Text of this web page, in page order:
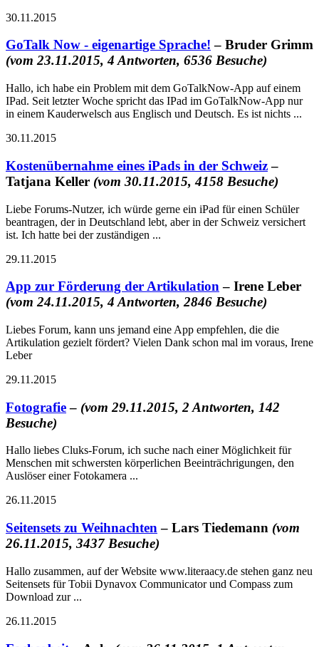
30.11.2015
GoTalk Now - eigenartige Sprache! – Bruder Grimm
(vom 23.11.2015, 4 Antworten, 6536 Besuche)
Hallo, ich habe ein Problem mit dem GoTalkNow-App auf einem
IPad. Seit letzter Woche spricht das IPad im GoTalkNow-App nur
in einem Kauderwelsch aus Englisch und Deutsch. Es ist nichts ...
30.11.2015
Kostenübernahme eines iPads in der Schweiz–
Tatjana Keller (vom 30.11.2015, 4158 Besuche)
Liebe Forums-Nutzer, ich würde gerne ein iPad für einen Schüler
beantragen, der in Deutschland lebt, aber in der Schweiz versichert
ist. Ich hatte bei der zuständigen ...
29.11.2015
App zur Förderung der Artikulation– Irene Leber
(vom 24.11.2015, 4 Antworten, 2846 Besuche)
Liebes Forum, kann uns jemand eine App empfehlen, die die
Artikulation gezielt fördert? Vielen Dank schon mal im voraus, Irene
Leber
29.11.2015
Fotografie– (vom 29.11.2015, 2 Antworten, 142
Besuche)
Hallo liebes Cluks-Forum, ich suche nach einer Möglichkeit für
Menschen mit schwersten körperlichen Beeinträchrigungen, den
Auslöser einer Fotokamera ...
26.11.2015
Seitensets zu Weihnachten – Lars Tiedemann (vom
26.11.2015, 3437 Besuche)
Hallo zusammen, auf der Website www.literaacy.de stehen ganz neu
Seitensets für Tobii Dynavox Communicator und Compass zum
Download zur ...
26.11.2015